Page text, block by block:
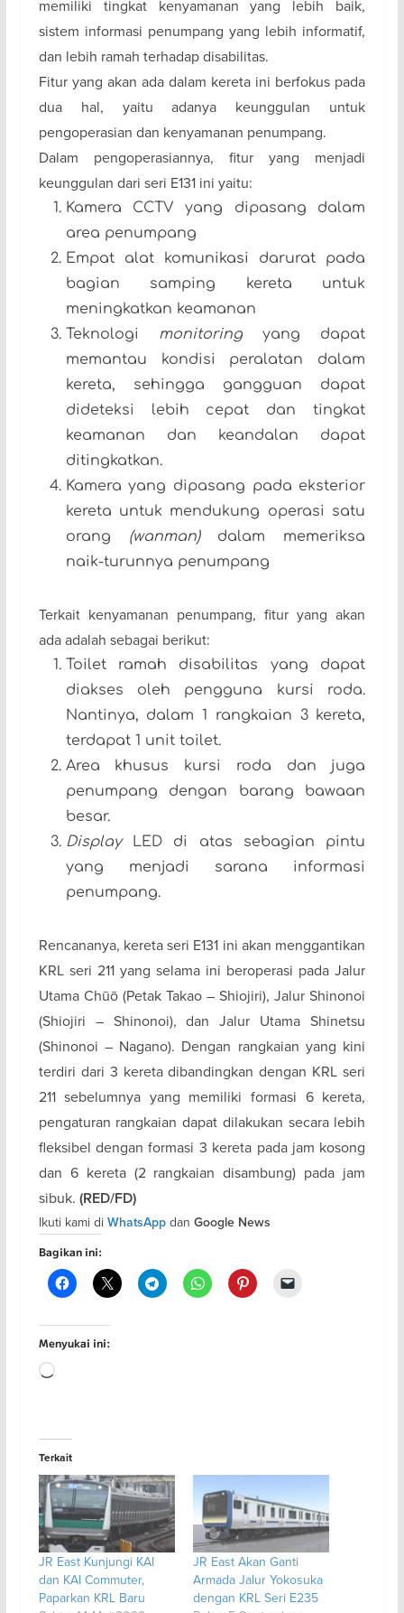
memiliki tingkat kenyamanan yang lebih baik,
sistem informasi penumpang yang lebih informatif,
dan lebih ramah terhadap disabilitas.
Fitur yang akan ada dalam kereta ini berfokus pada
dua hal, yaitu adanya keunggulan untuk
pengoperasian dan kenyamanan penumpang.
Dalam pengoperasiannya, fitur yang menjadi
keunggulan dari seri E131 ini yaitu:
Kamera CCTV yang dipasang dalam
area penumpang
Empat alat komunikasi darurat pada
bagian samping kereta untuk
meningkatkan keamanan
Teknologi monitoringyang dapat
memantau kondisi peralatan dalam
kereta, sehingga gangguan dapat
dideteksi lebih cepat dan tingkat
keamanan dan keandalan dapat
ditingkatkan.
Kamera yang dipasang pada eksterior
kereta untuk mendukung operasi satu
orang (wanman)dalam memeriksa
naik-turunnya penumpang
Terkait kenyamanan penumpang, fitur yang akan
ada adalah sebagai berikut:
Toilet ramah disabilitas yang dapat
diakses oleh pengguna kursi roda.
Nantinya, dalam 1 rangkaian 3 kereta,
terdapat 1 unit toilet.
Area khusus kursi roda dan juga
penumpang dengan barang bawaan
besar.
DisplayLED di atas sebagian pintu
yang menjadi sarana informasi
penumpang.
Rencananya, kereta seri E131 ini akan menggantikan
KRL seri 211 yang selama ini beroperasi pada Jalur
Utama Chūō (Petak Takao – Shiojiri), Jalur Shinonoi
(Shiojiri – Shinonoi), dan Jalur Utama Shinetsu
(Shinonoi – Nagano). Dengan rangkaian yang kini
terdiri dari 3 kereta dibandingkan dengan KRL seri
211 sebelumnya yang memiliki formasi 6 kereta,
pengaturan rangkaian dapat dilakukan secara lebih
fleksibel dengan formasi 3 kereta pada jam kosong
dan 6 kereta (2 rangkaian disambung) pada jam
sibuk. (RED/FD)
Ikuti kami di WhatsAppdan Google News
Bagikan ini:
Menyukai ini:
Memuat...
Terkait
JR East Kunjungi KAI
dan KAI Commuter,
Paparkan KRL Baru
JR East Akan Ganti
Armada Jalur Yokosuka
dengan KRL Seri E235